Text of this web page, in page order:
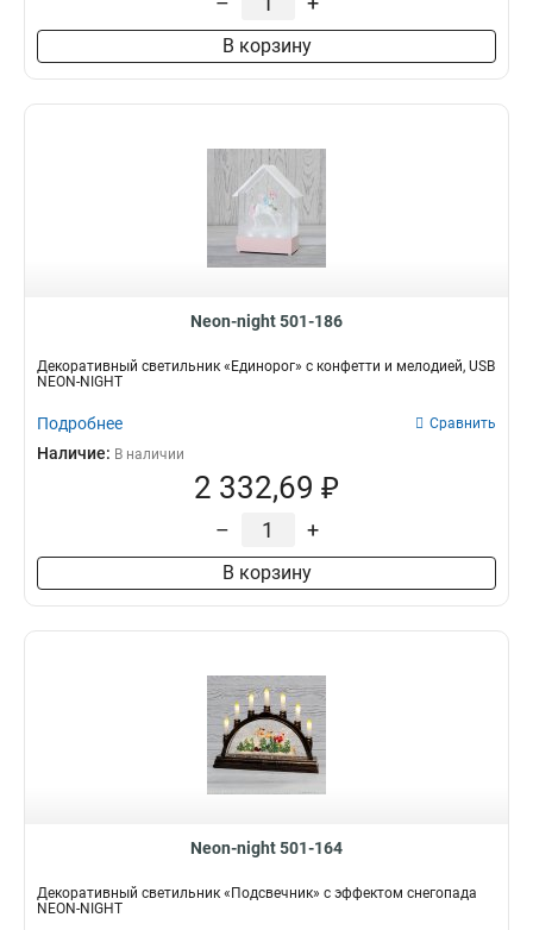
В корзину
Neon-night 501-186
Декоративный светильник «Единорог» с конфетти и мелодией, USB
NEON-NIGHT
Подробнее Сравнить
Наличие: В наличии
2 332,69 ₽
– +
В корзину
Neon-night 501-164
Декоративный светильник «Подсвечник» с эффектом снегопада
NEON-NIGHT